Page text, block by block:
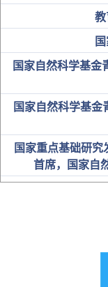
国家自然科学基金
国家自然科学基
国家重点基础研
首席，国家自